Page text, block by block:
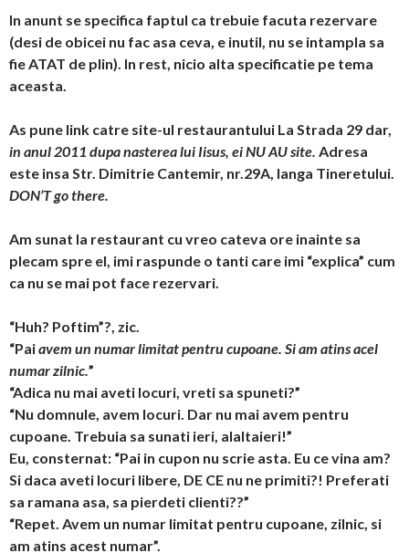
In anunt se specifica faptul ca trebuie facuta rezervare
(desi de obicei nu fac asa ceva, e inutil, nu se intampla sa
fie ATAT de plin). In rest, nicio alta specificatie pe tema
aceasta.
As pune link catre site-ul restaurantului La Strada 29 dar,
in anul 2011 dupa nasterea lui Iisus, ei NU AU site. Adresa
este insa Str. Dimitrie Cantemir, nr.29A, langa Tineretului.
DON’T go there.
Am sunat la restaurant cu vreo cateva ore inainte sa
plecam spre el, imi raspunde o tanti care imi “explica” cum
ca nu se mai pot face rezervari.
“Huh? Poftim”?, zic.
“Paiavem un numar limitat pentru cupoane. Si am atins acel
numar zilnic.”
“Adica nu mai aveti locuri, vreti sa spuneti?”
“Nu domnule, avem locuri. Dar nu mai avem pentru
cupoane. Trebuia sa sunati ieri, alaltaieri!”
Eu, consternat: “Pai in cupon nu scrie asta. Eu ce vina am?
Si daca aveti locuri libere, DE CE nu ne primiti?! Preferati
sa ramana asa, sa pierdeti clienti??”
“Repet. Avem un numar limitat pentru cupoane, zilnic, si
am atins acest numar”.